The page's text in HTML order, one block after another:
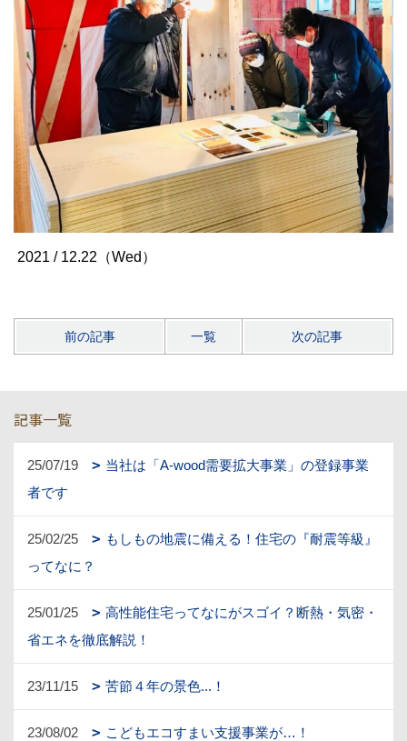
2021 / 12.22（Wed）
前の記事 一覧 次の記事
記事一覧
25/07/19
当社は「A-wood需要拡大事業」の登録事業
者です
25/02/25
もしもの地震に備える！住宅の『耐震等級』
ってなに？
25/01/25
高性能住宅ってなにがスゴイ？断熱・気密・
省エネを徹底解説！
23/11/15 苦節４年の景色...！
23/08/02 こどもエコすまい支援事業が…！